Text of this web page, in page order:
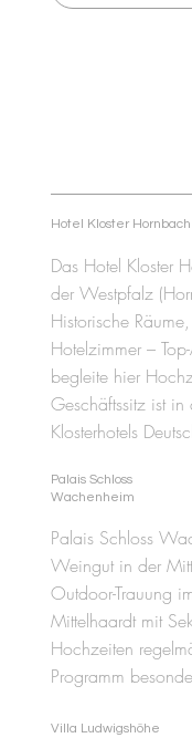
Hotel Kloster Hornbach
Das Hotel Kloster
der Westpfalz
Historische
Hotelzimmer –
begleite hier
Geschäftssitz ist
Klosterhotels
Palais Schloss
Wachenheim
Palais Schloss
Weingut in der
Outdoor-Trauung
Mittelhaardt mit
Hochzeiten
Programm
Villa Ludwigshöhe